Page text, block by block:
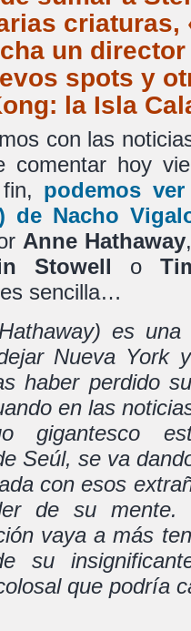
criaturas,
un
spots y
la Isla
con las
comentar hoy
podemos
de Nacho
Anne Hathaway
Stowell o
sencilla…
es
Nueva York
haber perdido
en las
gigantesco
Seúl, se va
con esos
de su mente.
vaya a más
su
que podría